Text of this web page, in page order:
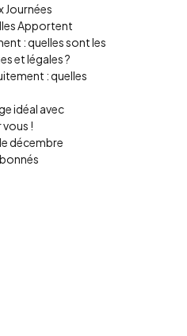
Journées
Apportent
: quelles sont les
et légales ?
: quelles
idéal avec
!
décembre